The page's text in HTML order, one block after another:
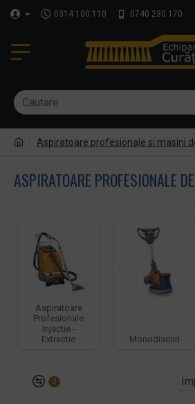
0314 100 110 0740 230 170
Aspiratoare profesionale si masini
ASPIRATOARE PROFESIONALE
Aspiratoare
Profesionale
Injectie -
Extractie
Monodiscuri
0